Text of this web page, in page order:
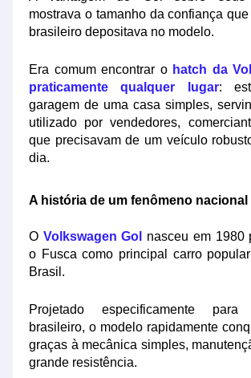
mostrava o tamanho da confiança
brasileiro depositava no modelo.
Era comum encontrar o hatch da
praticamente qualquer lugar:
garagem de uma casa simples,
utilizado por vendedores,
que precisavam de um veículo
dia.
A história de um fenômeno nacional
O Volkswagen Gol
nasceu em 1980
o Fusca como principal carro
Brasil.
Projetado especificamente
brasileiro, o modelo rapidamente
graças à mecânica simples,
grande resistência.